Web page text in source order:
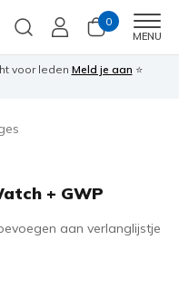
0
MENU
voor leden Meld je aan ⭐
+ GWP
aan verlanglijstje